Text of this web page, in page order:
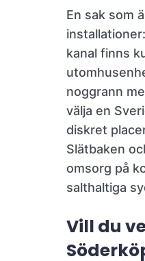
En sak som
kanal finns
noggrann
välja en
diskret
Slätbaken
omsorg på
salthaltiga
Vill du